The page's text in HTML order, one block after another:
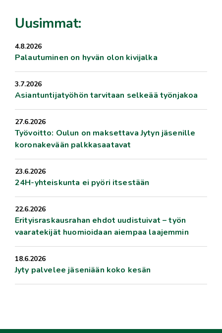
Uusimmat:
4.8.2026
Palautuminen on hyvän olon kivijalka
3.7.2026
Asiantuntijatyöhön tarvitaan selkeää työnjakoa
27.6.2026
Työvoitto: Oulun on maksettava Jytyn jäsenille
koronakevään palkkasaatavat
23.6.2026
24H-yhteiskunta ei pyöri itsestään
22.6.2026
Erityisraskausrahan ehdot uudistuivat – työn
vaaratekijät huomioidaan aiempaa laajemmin
18.6.2026
Jyty palvelee jäseniään koko kesän